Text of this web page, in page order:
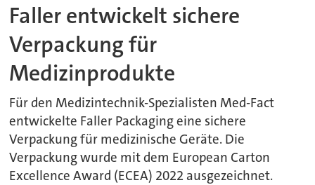
Faller entwickelt sichere
Verpackung für
Medizinprodukte
Für den Medizintechnik-Spezialisten Med-Fact
entwickelte Faller Packaging eine sichere
Verpackung für medizinische Geräte. Die
Verpackung wurde mit dem European Carton
Excellence Award (ECEA) 2022 ausgezeichnet.